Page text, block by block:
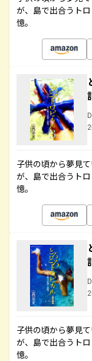
が、島で出合うト
憶。
子供の頃から夢見
が、島で出合うト
憶。
子供の頃から夢見
が、島で出合うト
憶。